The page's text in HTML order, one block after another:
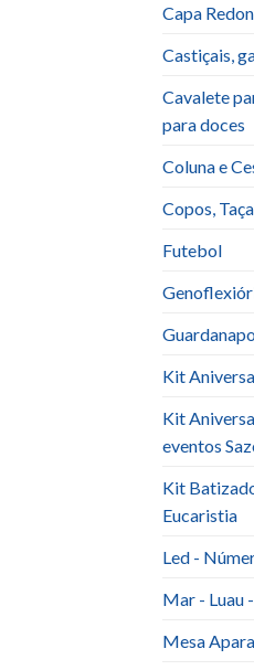
Capa
Castiçais,
Cavalete
para doces
Coluna e
Copos,
Futebol
Kit
Kit
eventos
Kit
Eucaristia
Led -
Mar - Luau
Mesa
wishlist
Tábua de madeira (30cm)